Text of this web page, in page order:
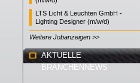
LTS Licht & Leuchten GmbH -
Lighting Designer (m/w/d)
Weitere Jobanzeigen >>
AKTUELLE
BRANCHENNEWS